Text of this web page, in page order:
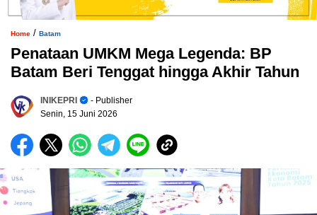
Home / Batam
Penataan UMKM Mega Legenda: BP
Batam Beri Tenggat hingga Akhir Tahun
INIKEPRI
- Publisher
Senin, 15 Juni 2026